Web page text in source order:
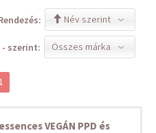
Név szerint
Összes márka
- szerint:
1
VEGÁN PPD és